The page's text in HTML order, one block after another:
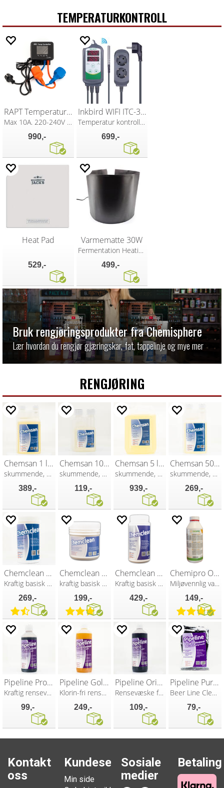
TEMPERATURKONTROLL
RAPT Temperature Controller
Max 10A. 220-240V EU
990,-
Inkbird WIFI ITC-308
Temperatur kontroller med wifi
699,-
Heat Pad
529,-
Varmematte 30W
Fermentation Heating Wrap Belt
499,-
Bruk rengjøringsprodukter fra Chemisphere
Lær hvordan du rengjør gjæringskar, fat, tappelinje og mye mer
RENGJØRING
Chemsan 1 liter
skummende, syreholdig skyllemiddell
389,-
Chemsan 100ml
skummende, syreholdig skyllemiddel
119,-
Chemsan 5 liter
skummende, syreholdig skyllemiddel
939,-
Chemsan 500ml
skummende, syreholdig skyllemiddel
269,-
Chemclean 1 kg
Kraftig basisk vaskemiddel
269,-
Chemclean 600g
kraftig basisk vaskemiddel
199,-
Chemclean 2 kg
Kraftig basisk vaskemiddel
429,-
Chemipro OXI 1 kg
Miljøvennlig vaskemiddel
149,-
Pipeline Professional 500ml
Kraftig rensevæske for tappelinjer
99,-
Pipeline Gold Professional 1 liter
Klorin-fri rensevæske for tappelinjer
249,-
Pipeline Original 1 liter
Rensevæske for tappelinjer
109,-
Pipeline Purple Professional 100g
Beer Line Cleaning Powder
79,-
Kontakt
oss
Kundesenter
Min side
Sosiale
medier
Betaling